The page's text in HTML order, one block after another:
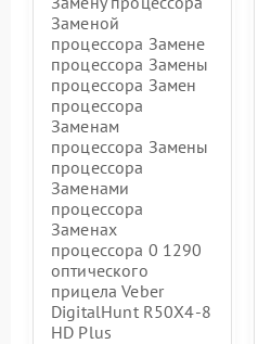
Заменой
процессора Замене
процессора Замены
процессора Замен
процессора
Заменам
процессора Замены
процессора
Заменами
процессора
Заменах
процессора 0 1290
оптического
прицела Veber
DigitalHunt R50X4-8
HD Plus